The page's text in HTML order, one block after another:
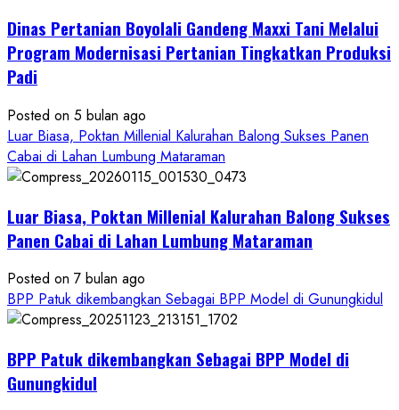
Boyolali
Gelar
Singkong
Wujudkan
Ketahanan
Pangan
Petani
Dinas Pertanian Boyolali Gandeng Maxxi Tani Melalui
Program Modernisasi Pertanian Tingkatkan Produksi
Padi
Posted on 5 bulan ago
Luar Biasa, Poktan Millenial Kalurahan Balong Sukses Panen
Cabai di Lahan Lumbung Mataraman
Luar Biasa, Poktan Millenial Kalurahan Balong Sukses
Panen Cabai di Lahan Lumbung Mataraman
Posted on 7 bulan ago
BPP Patuk dikembangkan Sebagai BPP Model di Gunungkidul
BPP Patuk dikembangkan Sebagai BPP Model di
Gunungkidul